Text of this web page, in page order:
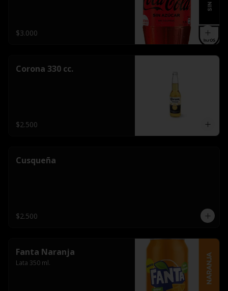
$3.000
Corona 330 cc.
$2.500
Cusqueña
$2.500
Fanta Naranja
Lata 350 ml.